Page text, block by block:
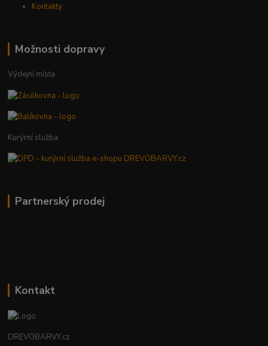
Kontakty
Možnosti dopravy
Výdejní místa
Kurýrní služba
Partnerský prodej
Kontakt
DREVOBARVY.cz